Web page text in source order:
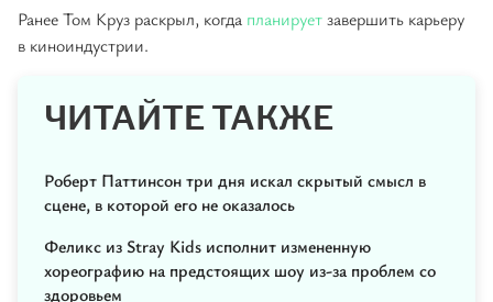
Ранее Том Круз раскрыл, когда планируетзавершить карьеру
в киноиндустрии.
ЧИТАЙТЕ ТАКЖЕ
Роберт Паттинсон три дня искал скрытый смысл в
сцене, в которой его не оказалось
Феликс из Stray Kids исполнит измененную
хореографию на предстоящих шоу из-за проблем со
здоровьем